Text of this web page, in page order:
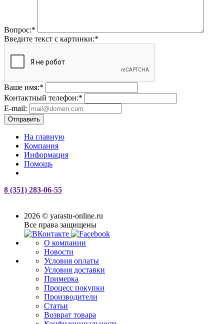
Вопрос:*
Введите текст с картинки:*
Ваше имя:*
Контактный телефон:*
E-mail:
Отправить
На главную
Компания
Информация
Помощь
8 (351) 283-06-55
2026 © yarastu-online.ru
Все права защищены
О компании
Новости
Условия оплаты
Условия доставки
Примерка
Процесс покупки
Производители
Статьи
Возврат товара